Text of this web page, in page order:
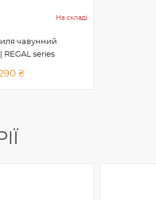
На складі
чавунний
REGAL series
₴